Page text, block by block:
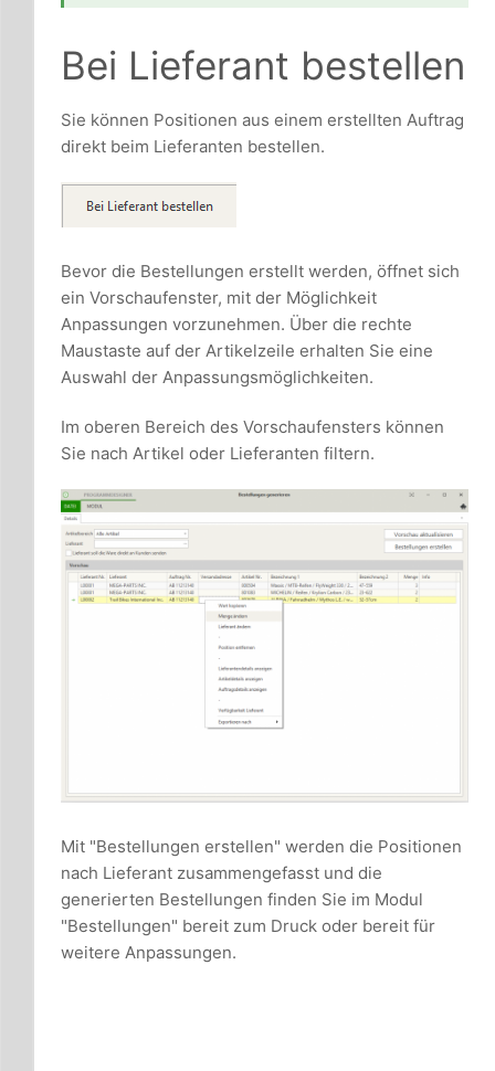
Bei Lieferant bestellen
Sie können Positionen aus einem erstellten Auftrag
direkt beim Lieferanten bestellen.
Bevor die Bestellungen erstellt werden, öffnet sich
ein Vorschaufenster, mit der Möglichkeit
Anpassungen vorzunehmen. Über die rechte
Maustaste auf der Artikelzeile erhalten Sie eine
Auswahl der Anpassungsmöglichkeiten.
Im oberen Bereich des Vorschaufensters können
Sie nach Artikel oder Lieferanten filtern.
Mit "Bestellungen erstellen" werden die Positionen
nach Lieferant zusammengefasst und die
generierten Bestellungen finden Sie im Modul
"Bestellungen" bereit zum Druck oder bereit für
weitere Anpassungen.